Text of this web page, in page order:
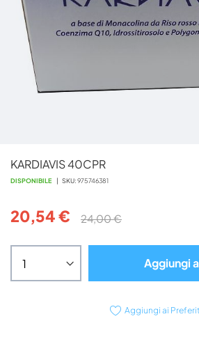
KARDIAVIS 40CPR
DISPONIBILE SKU 975746381
20,54 € 24,00 €
Aggiungi
Aggiungi ai
all'inizio
della
immagini